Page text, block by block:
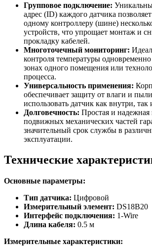
Групповое подключение:
адрес (ID) каждого датчика
одному контроллеру (шине)
устройств, что упрощает монтаж и
прокладку кабелей.
Многоточечный мониторинг:
контроля температуры
зонах одного помещения или
процесса.
Универсальность применения:
обеспечивает защиту от влаги и
использовать датчик как внутри,
Долговечность: Простая и надежная
подвижных механических частей
значительный срок службы в
эксплуатации.
Технические
Основные параметры:
Тип датчика: Цифровой
Измерительный элемент: DS18B20
Интерфейс подключения: 1-Wire
Длина кабеля: 0.5 м
Измерительные характеристики: